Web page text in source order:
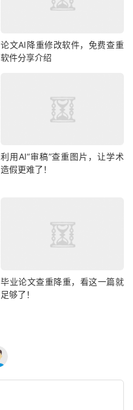
论文AI降重修改软件，免费查重
软件分享介绍
利用AI“审稿”查重图片，让学术
造假更难了！
毕业论文查重降重，看这一篇就
足够了！